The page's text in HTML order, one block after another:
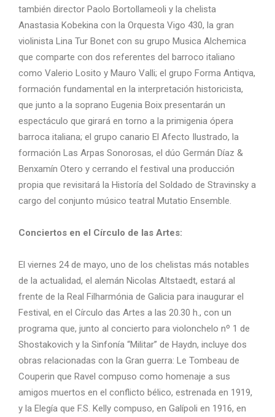
también director Paolo Bortollameoli y la chelista
Anastasia Kobekina con la Orquesta Vigo 430, la gran
violinista Lina Tur Bonet con su grupo Musica Alchemica
que comparte con dos referentes del barroco italiano
como Valerio Losito y Mauro Valli; el grupo Forma Antiqva,
formación fundamental en la interpretación historicista,
que junto a la soprano Eugenia Boix presentarán un
espectáculo que girará en torno a la primigenia ópera
barroca italiana; el grupo canario El Afecto Ilustrado, la
formación Las Arpas Sonorosas, el dúo Germán Díaz &
Benxamín Otero y cerrando el festival una producción
propia que revisitará la Historía del Soldado de Stravinsky a
cargo del conjunto músico teatral Mutatio Ensemble.
Conciertos en el Círculo de las Artes:
El viernes 24 de mayo, uno de los chelistas más notables
de la actualidad, el alemán Nicolas Altstaedt, estará al
frente de la Real Filharmónia de Galicia para inaugurar el
Festival, en el Círculo das Artes a las 20.30 h., con un
programa que, junto al concierto para violonchelo nº 1 de
Shostakovich y la Sinfonía “Militar” de Haydn, incluye dos
obras relacionadas con la Gran guerra: Le Tombeau de
Couperin que Ravel compuso como homenaje a sus
amigos muertos en el conflicto bélico, estrenada en 1919,
y la Elegía que F.S. Kelly compuso, en Galípoli en 1916, en